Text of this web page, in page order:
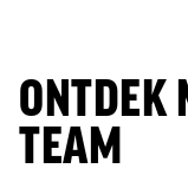
ONTDEK
TEAM